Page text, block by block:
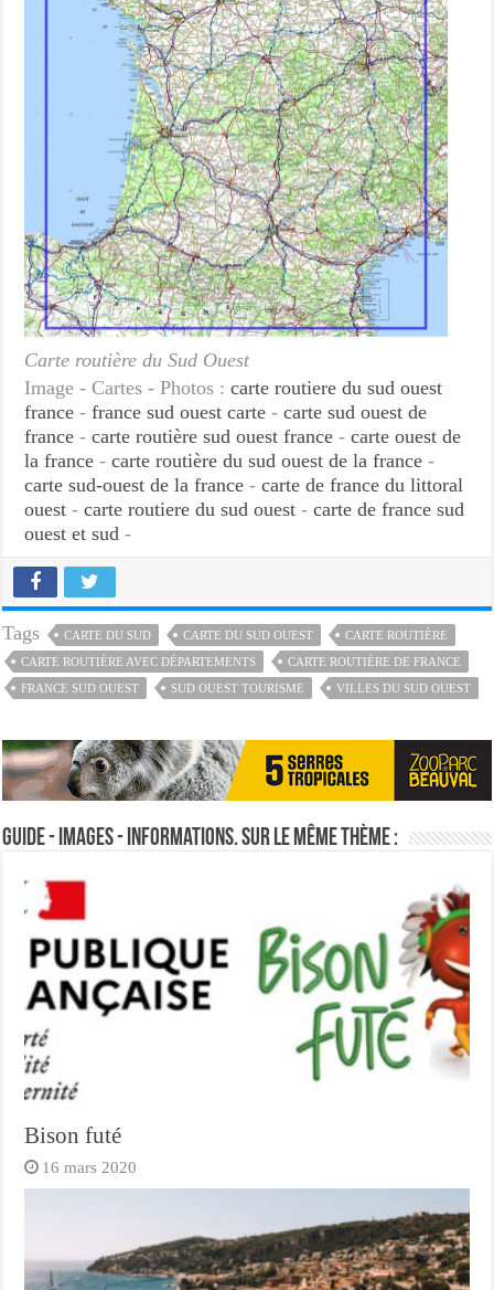
Carte routière du Sud Ouest
Image - Cartes - Photos :carte routiere du sud ouest
france -france sud ouest carte -carte sud ouest de
france -carte routière sud ouest france -carte ouest de
la france -carte routière du sud ouest de la france -
carte sud-ouest de la france -carte de france du littoral
ouest -carte routiere du sud ouest -carte de france sud
ouest et sud -
Tags CARTE DU SUD CARTE DU SUD OUEST
CARTE ROUTIÈRE
CARTE ROUTIÈRE AVEC DÉPARTEMENTS
CARTE ROUTIÈRE DE FRANCE
FRANCE SUD OUEST
SUD OUEST TOURISME VILLES DU SUD OUEST
Guide - Images - Informations. Sur le même thème :
Bison futé
16 mars 2020